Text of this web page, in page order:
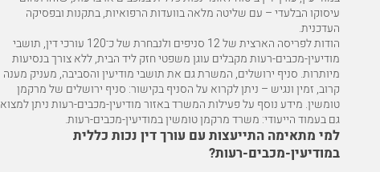
עיסוקו הבלעדי – עם שליטה מלאה בוועדות הרפואיות, בתקנות ובפסיקה
העדכנית.
הודות לפריסה הארצית של 12 סניפים ולנבחרת של כ־120 עורכי דין, תושבי
מודיעין-מכבים-רעות מקבלים עוגן משפטי חזק ליד הבית, ללא צורך בנסיעות
מיותרות. סניף ירושלים, המשרת גם את תושבי מודיעין והסביבה, מעניק מענה
קרוב, זמין ונגיש – ניתן לקרוא על הסניף בקישור: סניף ירושלים של מרקמן
טומשין. מידע נוסף על פעילות המשרד באזור מודיעין-מכבים-רעות ניתן למצוא
גם בעמוד הייעודי: משרד מרקמן טומשין במודיעין-מכבים-רעות.
למי מתאימה התייעצות עם עורך דין נכות כללית
במודיעין-מכבים-רעות?